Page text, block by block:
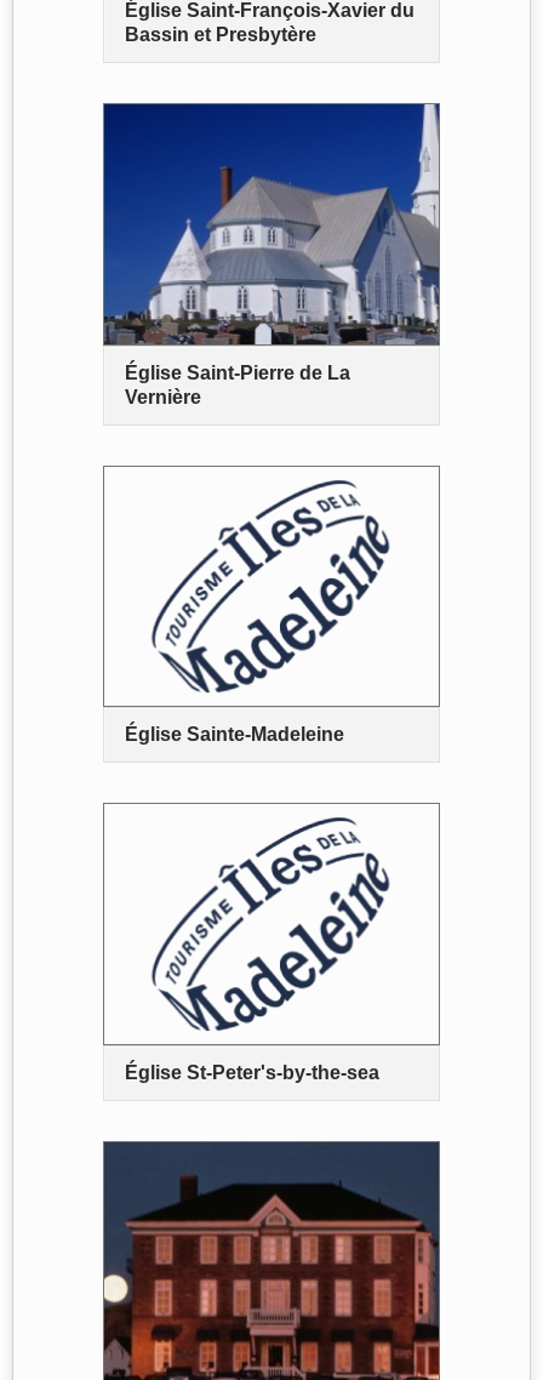
Église Saint-François-Xavier du
Bassin et Presbytère
Église Saint-Pierre de La
Vernière
Église Sainte-Madeleine
Église St-Peter's-by-the-sea